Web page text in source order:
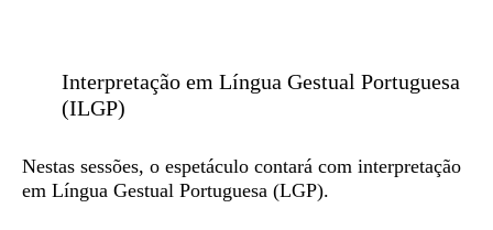
Interpretação em Língua Gestual Portuguesa
(ILGP)
Nestas sessões, o espetáculo contará com interpretação
em Língua Gestual Portuguesa (LGP).